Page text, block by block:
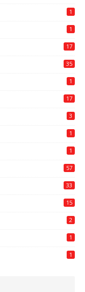
1
1
17
35
1
17
3
1
1
57
33
15
2
1
1